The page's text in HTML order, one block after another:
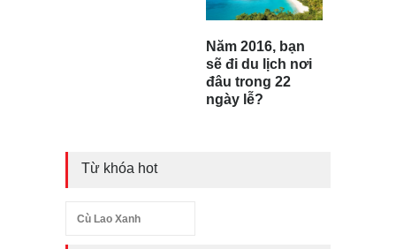
Năm 2016, bạn
sẽ đi du lịch nơi
đâu trong 22
ngày lễ?
Từ khóa hot
Cù Lao Xanh